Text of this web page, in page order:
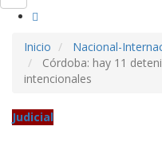
Inicio Nacional-
Córdoba: hay 11
intencionales
Judicial